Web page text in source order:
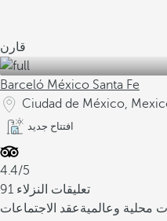
قارن
Barceló México Santa Fe
Ciudad de México,
افتتاح جديد
4.4/5
91 تعليقات النزلاء
محلية وعالميةعقد الاجتماعات